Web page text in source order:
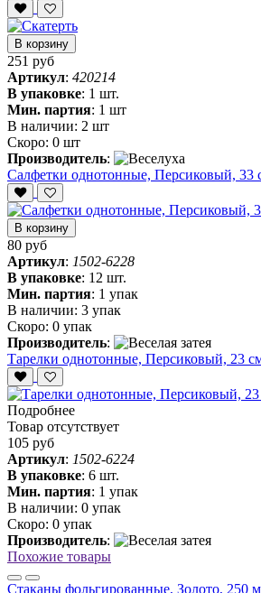
В корзину
251 руб
Артикул: 420214
В упаковке: 1 шт.
Мин. партия: 1 шт
В наличии: 2 шт
Скоро: 0 шт
Производитель:
Салфетки однотонные, Персиковый, 33
В корзину
80 руб
Артикул: 1502-6228
В упаковке: 12 шт.
Мин. партия: 1 упак
В наличии: 3 упак
Скоро: 0 упак
Производитель:
Тарелки однотонные, Персиковый, 23
Подробнее
Товар отсутствует
105 руб
Артикул: 1502-6224
В упаковке: 6 шт.
Мин. партия: 1 упак
В наличии: 0 упак
Скоро: 0 упак
Производитель:
Похожие товары
Стаканы фольгированные, Золото, 250